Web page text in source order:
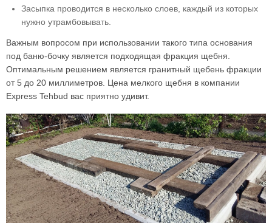
Засыпка проводится в несколько слоев, каждый из которых
нужно утрамбовывать.
Важным вопросом при использовании такого типа основания
под баню-бочку является подходящая фракция щебня.
Оптимальным решением является гранитный щебень фракции
от 5 до 20 миллиметров. Цена мелкого щебня в компании
Express Tehbud вас приятно удивит.